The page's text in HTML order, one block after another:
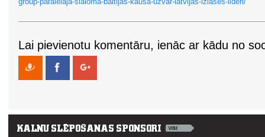
Lai pievienotu komentāru, ienāc ar kādu no